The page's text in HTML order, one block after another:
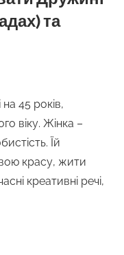
та
45 років,
віку. Жінка –
Їй
красу, жити
креативні речі,